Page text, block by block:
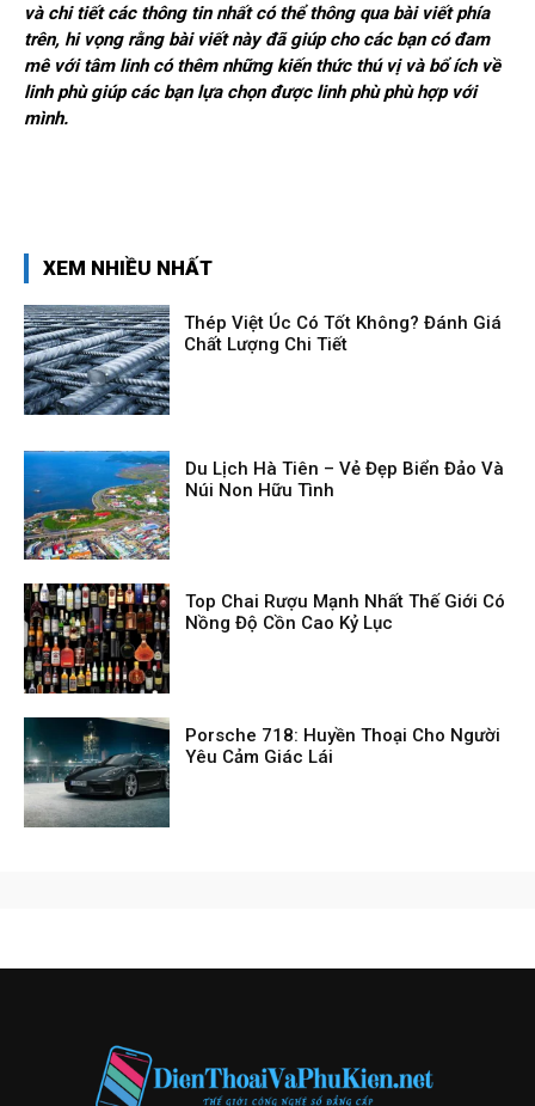
và chi tiết các thông tin nhất có thể thông qua bài viết phía
trên, hi vọng rằng bài viết này đã giúp cho các bạn có đam
mê với tâm linh có thêm những kiến thức thú vị và bổ ích về
linh phù giúp các bạn lựa chọn được linh phù phù hợp với
mình.
XEM NHIỀU NHẤT
Thép Việt Úc Có Tốt Không? Đánh Giá
Chất Lượng Chi Tiết
Du Lịch Hà Tiên – Vẻ Đẹp Biển Đảo Và
Núi Non Hữu Tình
Top Chai Rượu Mạnh Nhất Thế Giới Có
Nồng Độ Cồn Cao Kỷ Lục
Porsche 718: Huyền Thoại Cho Người
Yêu Cảm Giác Lái